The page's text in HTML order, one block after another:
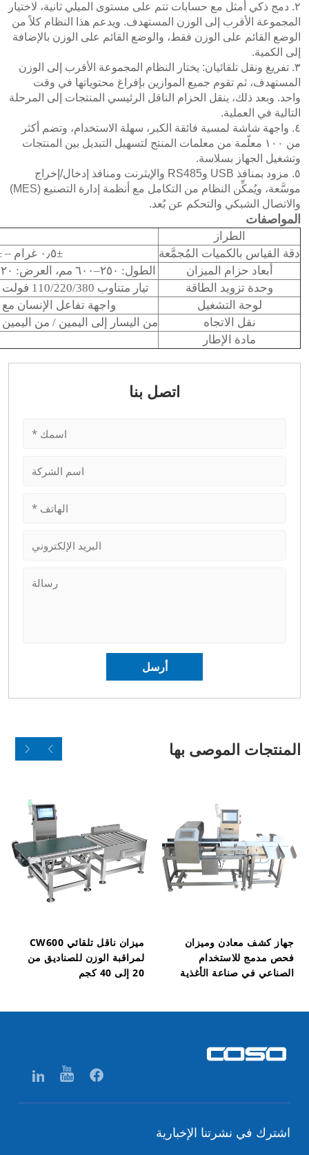
٢. دمج ذكي أمثل مع حسابات تتم على مستوى الميلي ثانية، لاختيار
المجموعة الأقرب إلى الوزن المستهدف. ويدعم هذا النظام كلاً من
الوضع القائم على الوزن فقط، والوضع القائم على الوزن بالإضافة
إلى الكمية.
٣. تفريغ ونقل تلقائيان: يختار النظام المجموعة الأقرب إلى الوزن
المستهدف، ثم تقوم جميع الموازين بإفراغ محتوياتها في وقت
واحد. وبعد ذلك، ينقل الحزام الناقل الرئيسي المنتجات إلى المرحلة
التالية في العملية.
٤. واجهة شاشة لمسية فائقة الكبر، سهلة الاستخدام، وتضم أكثر
من ١٠٠ معلّمة من معلمات المنتج لتسهيل التبديل بين المنتجات
وتشغيل الجهاز بسلاسة.
٥. مزود بمنافذ USB وRS485 والإيثرنت ومنافذ إدخال/إخراج
موسَّعة، ويُمكِّن النظام من التكامل مع أنظمة إدارة التصنيع (MES)
والاتصال الشبكي والتحكم عن بُعد.
المواصفات
الطراز
دقة القياس بالكميات المُجمَّعة
±٠٫٥ غرام – ±٥ غرام
أبعاد حزام الميزان
الطول: ٢٥٠–٦٠٠ مم، العرض: ١٢٠–٤٠٠ مم (قابل للتخصيص)
وحدة تزويد الطاقة
تيار متناوب 110/220/380 فولت (±10%)، تردد 50–60 هرتز
لوحة التشغيل
واجهة تفاعل الإنسان
نقل الاتجاه
من اليسار إلى اليمين / من
مادة الإطار
اتصل بنا
المنتجات الموصى بها
جهاز كشف معادن وميزان
فحص مدمج للاستخدام
الصناعي في صناعة الأغذية
ميزان ناقل تلقائي CW600
لمراقبة الوزن للصناديق من
20 إلى 40 كجم
اشترك في نشرتنا الإخبارية